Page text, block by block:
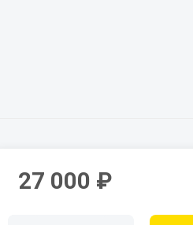
27 000 ₽